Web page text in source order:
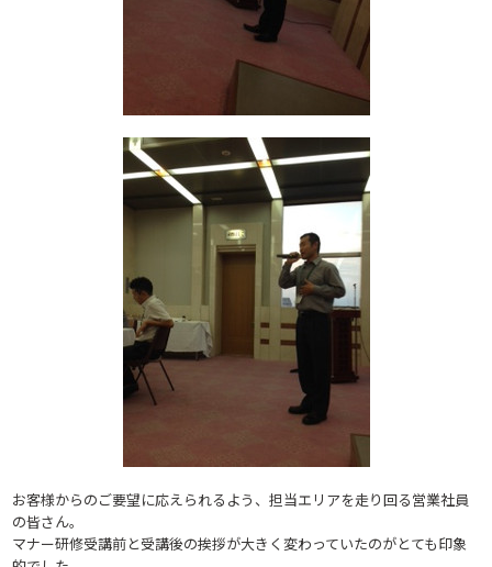
お客様からのご要望に応えられるよう、担当エリアを走り回る営業社員
の皆さん。
マナー研修受講前と受講後の挨拶が大きく変わっていたのがとても印象